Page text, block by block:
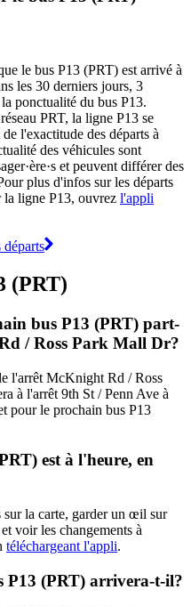
le bus P13 (PRT) est arrivé à
les 30 derniers jours, 3
ponctualité du bus P13.
PRT, la ligne P13 se
l'exactitude des départs à
des véhicules sont
et peuvent différer des
plus d'infos sur les départs
la ligne P13, ouvrez l'appli
départs
(PRT)
bus P13 (PRT) part-
/ Ross Park Mall Dr?
l'arrêt McKnight Rd / Ross
à l'arrêt 9th St / Penn Ave à
pour le prochain bus P13
est à l'heure, en
la carte, garder un œil sur
voir les changements à
téléchargeant l'appli.
P13 (PRT) arrivera-t-il?